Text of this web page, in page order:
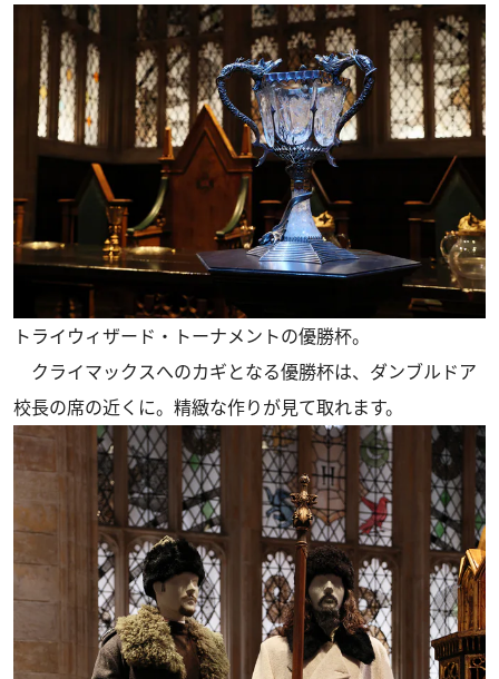
トライウィザード・トーナメントの優勝杯。
クライマックスへのカギとなる優勝杯は、ダンブルドア
校長の席の近くに。精緻な作りが見て取れます。